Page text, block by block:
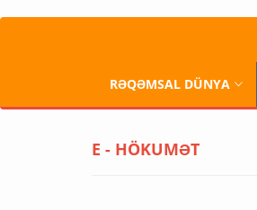
RƏQƏMSAL DÜNYA
E - HÖKUMƏT